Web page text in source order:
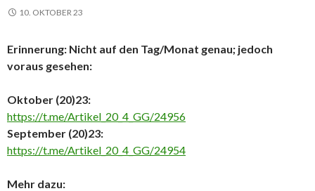
10. OKTOBER 23
Erinnerung: Nicht auf den Tag/Monat genau; jedoch
voraus gesehen:
Oktober (20)23:
https://t.me/Artikel_20_4_GG/24956
September (20)23:
https://t.me/Artikel_20_4_GG/24954
Mehr dazu: